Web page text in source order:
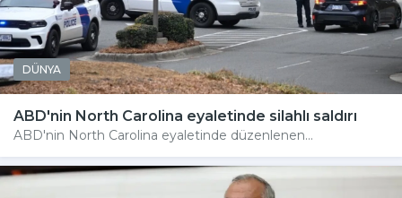
DÜNYA
ABD'nin North Carolina eyaletinde silahlı saldırı
ABD'nin North Carolina eyaletinde düzenlenen...